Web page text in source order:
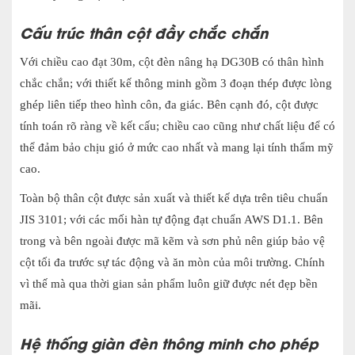
Cấu trúc thân cột đầy chắc chắn
Với chiều cao đạt 30m, cột đèn nâng hạ DG30B có thân hình
chắc chắn; với thiết kế thông minh gồm 3 đoạn thép được lòng
ghép liên tiếp theo hình côn, đa giác. Bên cạnh đó, cột được
tính toán rõ ràng về kết cấu; chiều cao cũng như chất liệu để có
thể đảm bảo chịu gió ở mức cao nhất và mang lại tính thẩm mỹ
cao.
Toàn bộ thân cột được sản xuất và thiết kế dựa trên tiêu chuẩn
JIS 3101; với các mối hàn tự động đạt chuẩn AWS D1.1. Bên
trong và bên ngoài được mã kẽm và sơn phủ nên giúp bảo vệ
cột tối đa trước sự tác động và ăn mòn của môi trường. Chính
vì thế mà qua thời gian sản phẩm luôn giữ được nét đẹp bền
mãi.
Hệ thống giàn đèn thông minh cho phép